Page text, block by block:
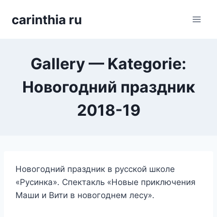
carinthia ru
Gallery — Kategorie:
Новогодний праздник
2018-19
Новогодний праздник в русской школе
«Русинка». Спектакль «Новые приключения
Маши и Вити в новогоднем лесу».